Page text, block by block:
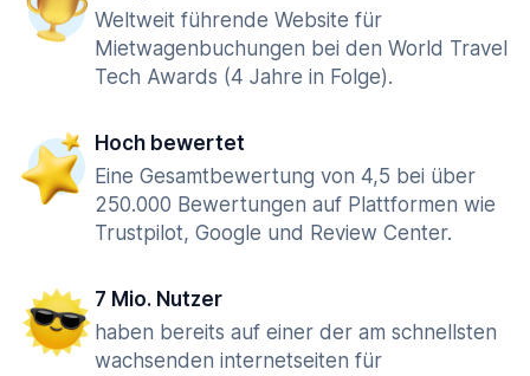
Weltweit führende Website für
Mietwagenbuchungen bei den World Travel
Tech Awards (4 Jahre in Folge).
Hoch bewertet
Eine Gesamtbewertung von 4,5 bei über
250.000 Bewertungen auf Plattformen wie
Trustpilot, Google und Review Center.
7 Mio. Nutzer
haben bereits auf einer der am schnellsten
wachsenden internetseiten für